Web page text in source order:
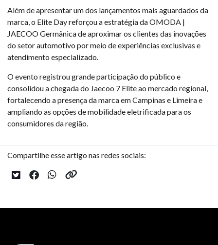
Além de apresentar um dos lançamentos mais aguardados da
marca, o Elite Day reforçou a estratégia da OMODA |
JAECOO Germânica de aproximar os clientes das inovações
do setor automotivo por meio de experiências exclusivas e
atendimento especializado.
O evento registrou grande participação do público e
consolidou a chegada do Jaecoo 7 Elite ao mercado regional,
fortalecendo a presença da marca em Campinas e Limeira e
ampliando as opções de mobilidade eletrificada para os
consumidores da região.
Compartilhe esse artigo nas redes sociais: